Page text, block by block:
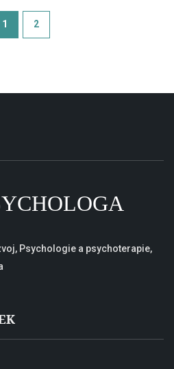
1 2
Psychologie a psychoterapie,